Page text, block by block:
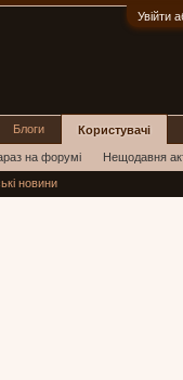
Увійти
Блоги Користувачі
на форумі Нещодавня
новини